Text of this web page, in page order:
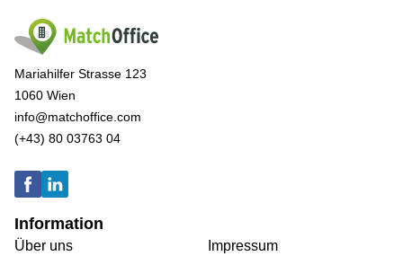
Mariahilfer Strasse 123
1060 Wien
info@matchoffice.com
(+43) 80 03763 04
Information
Über uns
Impressum